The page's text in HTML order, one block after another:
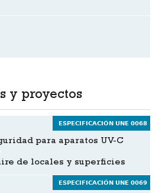
y proyectos
ESPECIFICACIÓN UNE 0068
para aparatos UV-C
de locales y superficies
ESPECIFICACIÓN UNE 0069